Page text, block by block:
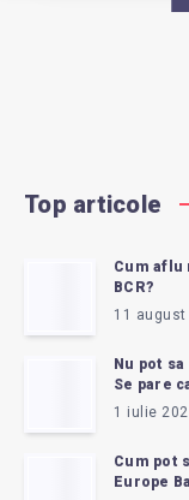
Top articole
Cum aflu
BCR?
11 august
Nu pot
Se pare
1 iulie
Cum pot
Europe